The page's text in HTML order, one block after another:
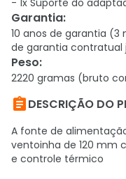
- 1x Suporte do
Garantia:
10 anos de garantia (3
de garantia
Peso:
2220 gramas (bruto
DESCRIÇÃO DO
A fonte de alimentação
ventoinha de 120 mm
e controle térmico